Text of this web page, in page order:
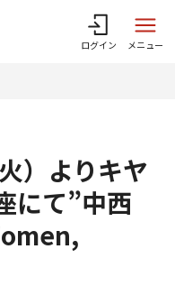
ログイン メニュー
）よりキヤ
にて”中西